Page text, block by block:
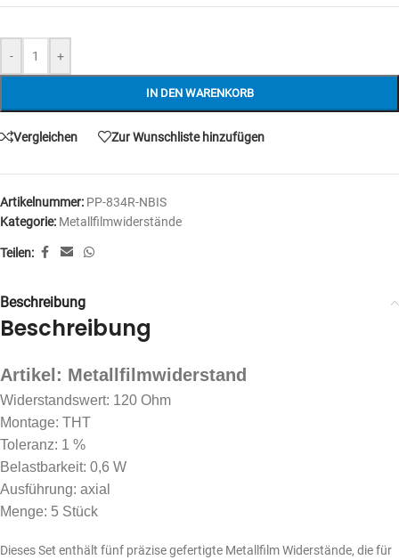
- +
IN DEN WARENKORB
Vergleichen Zur Wunschliste hinzufügen
Artikelnummer: PP-834R-NBIS
Kategorie: Metallfilmwiderstände
Teilen:
Beschreibung
Beschreibung
Artikel: Metallfilmwiderstand
Widerstandswert: 120 Ohm
Montage: THT
Toleranz: 1 %
Belastbarkeit: 0,6 W
Ausführung: axial
Menge: 5 Stück
Dieses Set enthält fünf präzise gefertigte Metallfilm Widerstände, die für